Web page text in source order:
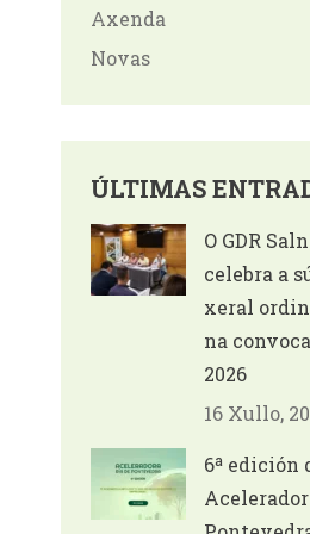
Axenda
Novas
ÚLTIMAS
O GDR
celebra a
xeral
na
2026
16 Xullo,
6ª edición